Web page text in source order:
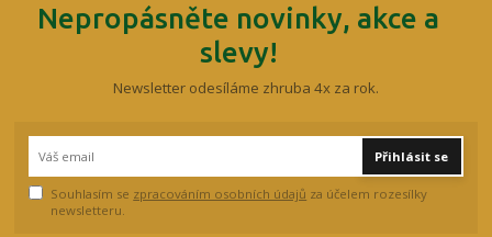
Nepropásněte novinky, akce a
slevy!
Newsletter odesíláme zhruba 4x za rok.
Přihlásit se
Souhlasím se zpracováním osobních údajů za účelem rozesílky
newsletteru.